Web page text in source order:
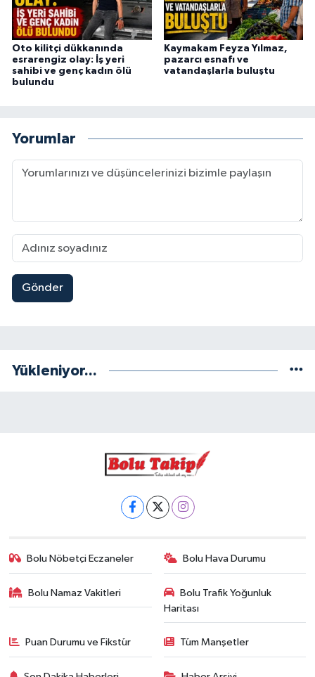
Oto kilitçi dükkanında
esrarengiz olay: İş yeri
sahibi ve genç kadın ölü
bulundu
Kaymakam Feyza Yılmaz,
pazarcı esnafı ve
vatandaşlarla buluştu
Yorumlar
Gönder
Yükleniyor...
Bolu Nöbetçi Eczaneler Bolu Hava Durumu
Bolu Namaz Vakitleri
Bolu Trafik Yoğunluk
Haritası
Puan Durumu ve Fikstür Tüm Manşetler